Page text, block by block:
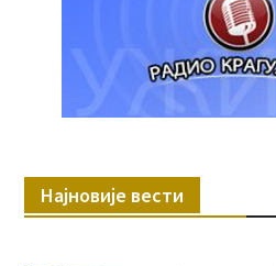
Најновије вести